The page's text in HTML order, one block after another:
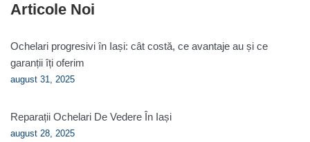
Articole Noi
Ochelari progresivi în Iași: cât costă, ce avantaje au și ce
garanții îți oferim
august 31, 2025
Reparații Ochelari De Vedere În Iași
august 28, 2025